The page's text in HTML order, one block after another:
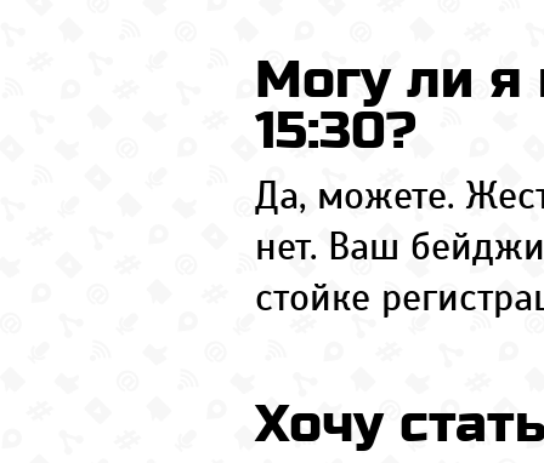
Могу ли я
15:30?
Да, можете.
нет. Ваш
стойке
Хочу